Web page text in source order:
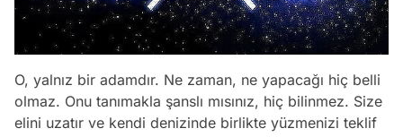
O, yalnız bir adamdır. Ne zaman, ne yapacağı hiç belli
olmaz. Onu tanımakla şanslı mısınız, hiç bilinmez. Size
elini uzatır ve kendi denizinde birlikte yüzmenizi teklif